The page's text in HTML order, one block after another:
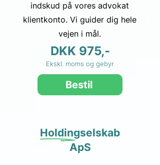
indskud på vores advokat
klientkonto. Vi guider dig hele
vejen i mål.
DKK 975,-
Ekskl. moms og gebyr
Bestil
Holdingselskab
ApS